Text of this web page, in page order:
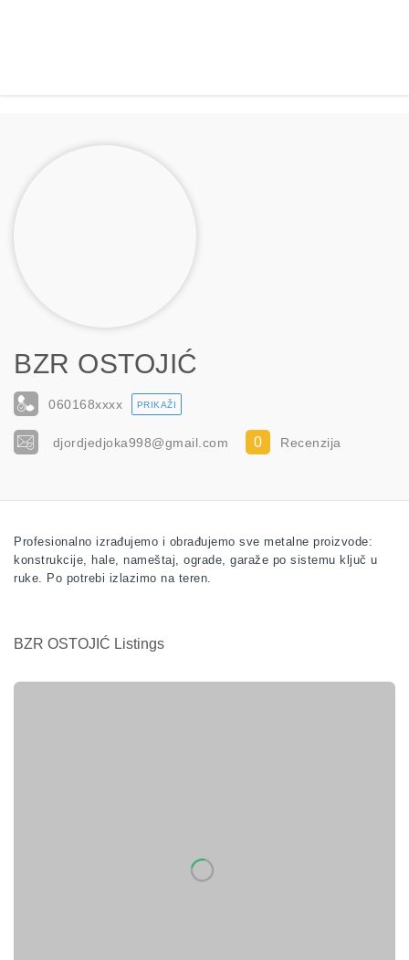
BZR OSTOJIĆ
060168xxxx PRIKAŽI
djordjedjoka998@gmail.com 0 Recenzija
Profesionalno izrađujemo i obrađujemo sve metalne proizvode:
konstrukcije, hale, nameštaj, ograde, garaže po sistemu ključ u
ruke. Po potrebi izlazimo na teren.
BZR OSTOJIĆ Listings